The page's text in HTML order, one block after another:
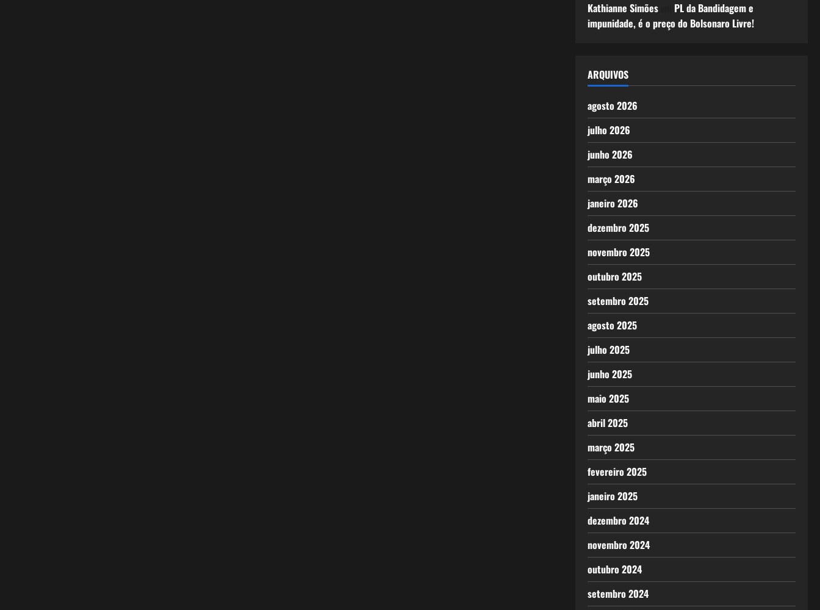
Kathianne Simõesem PL da Bandidagem e
impunidade, é o preço do Bolsonaro Livre!
ARQUIVOS
agosto 2026
julho 2026
junho 2026
março 2026
janeiro 2026
dezembro 2025
novembro 2025
outubro 2025
setembro 2025
agosto 2025
julho 2025
junho 2025
maio 2025
abril 2025
março 2025
fevereiro 2025
janeiro 2025
dezembro 2024
novembro 2024
outubro 2024
setembro 2024